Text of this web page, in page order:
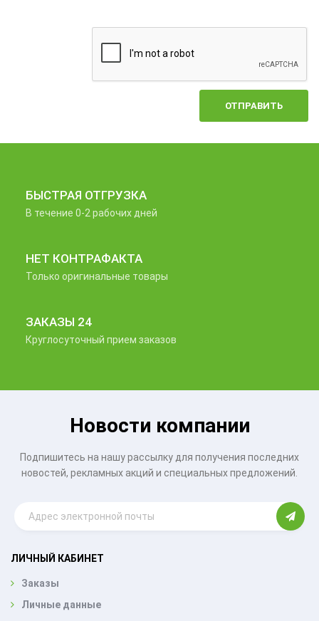
ОТПРАВИТЬ
БЫСТРАЯ ОТГРУЗКА
В течение 0-2 рабочих дней
НЕТ КОНТРАФАКТА
Только оригинальные товары
ЗАКАЗЫ 24
Круглосуточный прием заказов
Новости компании
Подпишитесь на нашу рассылку для получения последних
новостей, рекламных акций и специальных предложений.
ЛИЧНЫЙ КАБИНЕТ
Заказы
Личные данные